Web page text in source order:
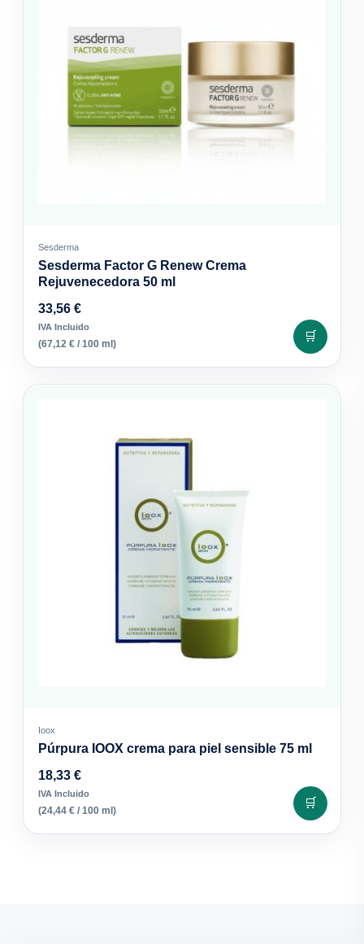
Sesderma
Sesderma Factor G Renew Crema
Rejuvenecedora 50 ml
33,56 €
IVA Incluido
(67,12 € / 100 ml)
🛒
Ioox
Púrpura IOOX crema para piel sensible 75 ml
18,33 €
IVA Incluido
(24,44 € / 100 ml)
🛒